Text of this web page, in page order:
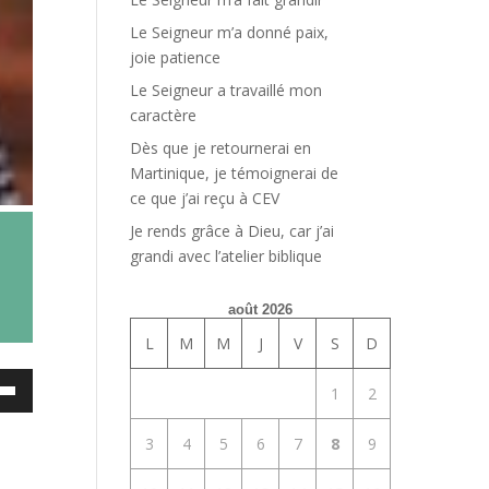
Le Seigneur m’a donné paix,
joie patience
Le Seigneur a travaillé mon
caractère
Dès que je retournerai en
Martinique, je témoignerai de
ce que j’ai reçu à CEV
Je rends grâce à Dieu, car j’ai
grandi avec l’atelier biblique
août 2026
L M M J V S D
1 2
3 4 5 6 7 8 9